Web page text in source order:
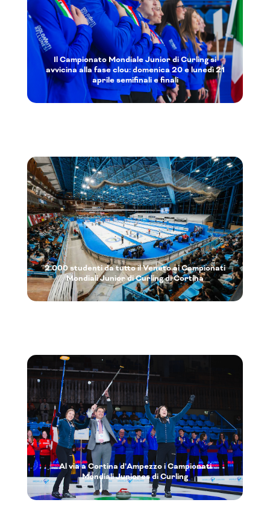
Il Campionato Mondiale Junior di Curling si
avvicina alla fase clou: domenica 20 e lunedì 21
aprile semifinali e finali
2.000 studenti da tutto il Veneto ai Campionati
Mondiali Junior di Curling di Cortina
Al via a Cortina d’Ampezzo i Campionati
Mondiali Juniores di Curling